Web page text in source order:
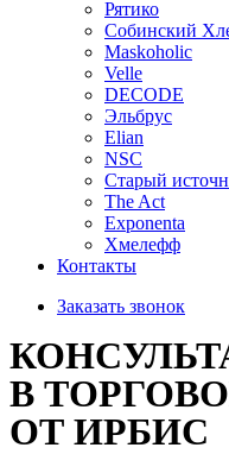
Рятико
Собинский
Maskoholic
Velle
DECODE
Эльбрус
Elian
NSC
Старый
The Act
Exponenta
Хмелефф
Контакты
Заказать звонок
В
ОТ ИРБИС